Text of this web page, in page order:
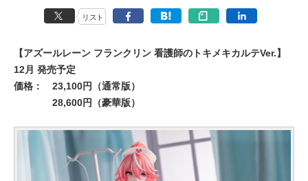
リスト
【アズールレーン フランクリン 看護師のトキメキカルテVer.】
12月 発売予定
価格：
23,100円（通常版）
28,600円（豪華版）